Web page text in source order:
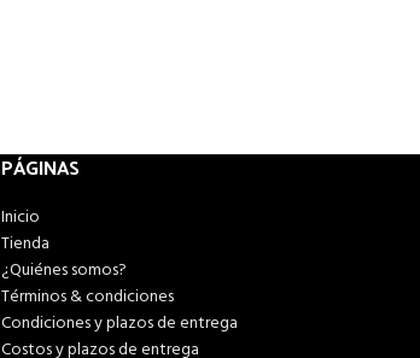
PÁGINAS
Inicio
Tienda
¿Quiénes somos?
Términos & condiciones
Condiciones y plazos de entrega
Costos y plazos de entrega